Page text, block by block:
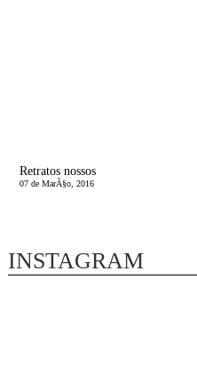
Retratos nossos
07 de MarÃ§o, 2016
INSTAGRAM